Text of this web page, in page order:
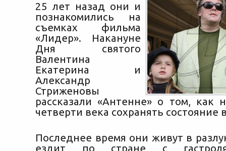
25 лет назад они и
познакомились на
съемках фильма
«Лидер». Накануне
Дня святого
Валентина
Екатерина и
Александр
Стриженовы
рассказали «Антенне» о том, как
четверти века сохранять состояние
Последнее время они живут в
ездит по стране с